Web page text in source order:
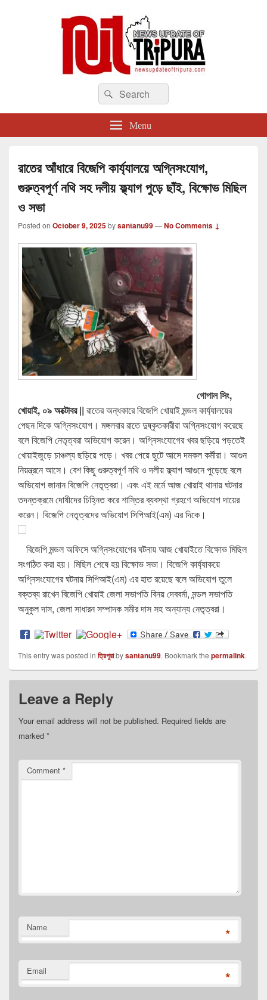
newsupdateoftripura.com
The one & only exceptional Bengali Version online news & infotainment portal
in Tripura.
Search
for:
Search
Menu
রাতের আঁধারে বিজেপি কার্য্যালয়ে অগ্নিসংযোগ,
গুরুত্বপূর্ণ নথি সহ দলীয় ফ্ল্যাগ পুড়ে ছাঁই, বিক্ষোভ মিছিল
ও সভা
Posted on October 9, 2025bysantanu99—No Comments ↓
গোপাল সিং,
খোয়াই, ০৯ অক্টোবর || রাতের অন্ধকারে বিজেপি খোয়াই মন্ডল কার্য্যালয়ের
পেছন দিকে অগ্নিসংযোগ। মঙ্গলবার রাতে দুষ্কৃতকারীরা অগ্নিসংযোগ করেছে
বলে বিজেপি নেতৃত্বরা অভিযোগ করেন। অগ্নিসংযোগের খবর ছড়িয়ে পড়তেই
খোয়াইজুড়ে চাঞ্চল্য ছড়িয়ে পড়ে। খবর পেয়ে ছুটে আসে দমকল কর্মীরা। আগুন
নিয়ন্ত্রনে আসে। বেশ কিছু গুরুত্বপূর্ণ নথি ও দলীয় ফ্ল্যাগ আগুনে পুড়েছে বলে
অভিযোগ জানান বিজেপি নেতৃত্বরা। এবং এই মর্মে আজ খোয়াই থানায় ঘটনার
তদন্তক্রমে দোষীদের চিহ্নিত করে শাস্তির ব্যবস্থা গ্রহণে অভিযোগ দায়ের
করেন। বিজেপি নেতৃত্বদের অভিযোগ সিপিআই(এম) এর দিকে।
বিজেপি মন্ডল অফিসে অগ্নিসংযোগের ঘটনায় আজ খোয়াইতে বিক্ষোভ মিছিল
সংগঠিত করা হয়। মিছিল শেষে হয় বিক্ষোভ সভা। বিজেপি কার্য্যাকয়ে
অগ্নিসংযোগের ঘটনায় সিপিআই(এম) এর হাত রয়েছে বলে অভিযোগ তুলে
বক্তব্য রাখেন বিজেপি খোয়াই জেলা সভাপতি বিনয় দেববর্মা, মন্ডল সভাপতি
অনুকুল দাস, জেলা সাধারন সম্পাদক সমীর দাস সহ অন্যান্য নেতৃত্বরা।
This entry was posted in ত্রিপুরাbysantanu99. Bookmark the permalink.
Leave a Reply
Your email address will not be published. Required fields are
marked *
Comment *
Name *
Email *